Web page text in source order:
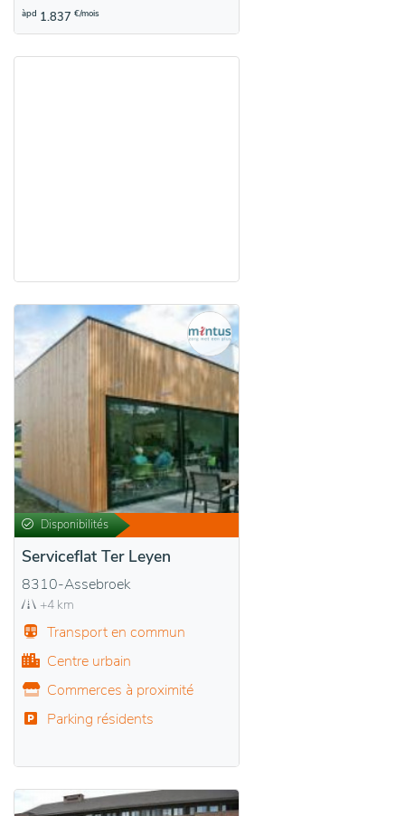
àpd 1.837 €/mois
Disponibilités
Serviceflat Ter Leyen
8310-Assebroek
+4 km
Transport en commun
Centre urbain
Commerces à proximité
Parking résidents